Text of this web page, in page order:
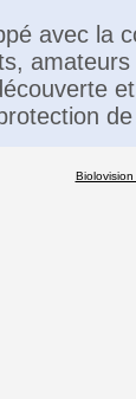
avec la
Biolovision